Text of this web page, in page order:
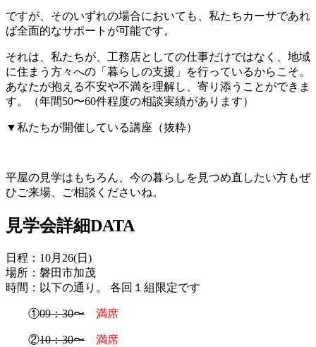
ですが、そのいずれの場合においても、私たちカーサであれ
ば全面的なサポートが可能です。
それは、私たちが、工務店としての仕事だけではなく、地域
に住まう方々への「暮らしの支援」を行っているからこそ。
あなたが抱える不安や不満を理解し、寄り添うことができま
す。（年間50〜60件程度の相談実績があります）
▼私たちが開催している講座（抜粋）
平屋の見学はもちろん、今の暮らしを見つめ直したい方もぜ
ひご来場、ご相談くださいね。
見学会詳細DATA
日程：10月26(日)
場所：磐田市加茂
時間：以下の通り。 各回１組限定です
①09：30〜 満席
②10：30〜 満席